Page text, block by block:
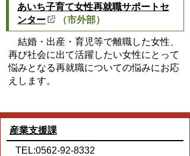
あいち子育て女性再就職サポートセ
ンター
（市外部）
結婚・出産・育児等で離職した女性、
再び社会に出て活躍したい女性にとって
悩みとなる再就職についての悩みにお応
えします。
産業支援課
TEL:0562-92-8332